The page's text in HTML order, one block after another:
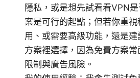
隱私，或是想先試看看VPN
案是可行的起點；但若你重
用、或需要高級功能，還是
方案裡選擇，因為免費方案
限制與廣告風險。